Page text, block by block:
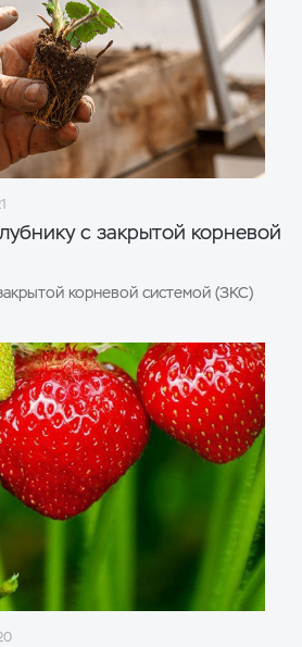
c закрытой корневой
корневой системой (ЗКС)